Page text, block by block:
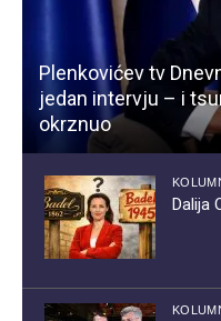
Plenkovićev tv
jedan intervju – i
okrznuo
Dalija